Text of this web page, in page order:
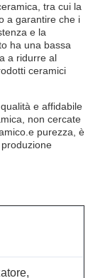
tra cui la
a garantire che i
e la
ha una bassa
a ridurre al
ceramici
e affidabile
non cercate
purezza, è